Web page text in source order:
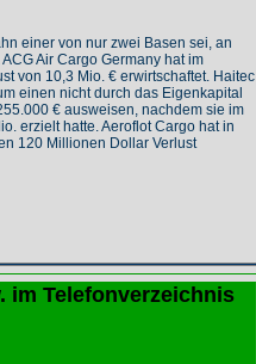
einer von nur zwei Basen sei, an
Air Cargo Germany hat im
von 10,3 Mio. € erwirtschaftet. Haitec
einen nicht durch das Eigenkapital
€ ausweisen, nachdem sie im
erzielt hatte. Aeroflot Cargo hat in
120 Millionen Dollar Verlust
im Telefonverzeichnis